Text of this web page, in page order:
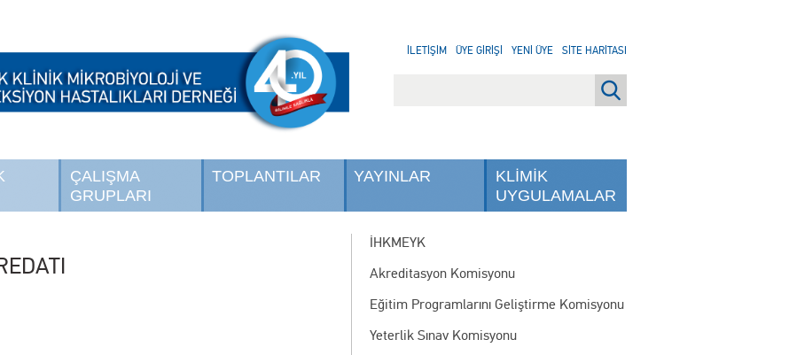
ÇALIŞMA
GRUPLARI
TOPLANTILAR YAYINLAR
KLİMİK
UYGULAMALAR
İLETİŞİM ÜYE GİRİŞİ YENİ ÜYE SİTE HARİTASI
İHKMEYK
Akreditasyon Komisyonu
Eğitim Programlarını Geliştirme Komisyonu
Yeterlik Sınav Komisyonu